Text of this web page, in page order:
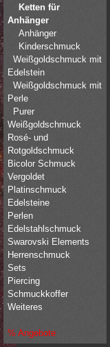
Ketten für
Anhänger
Anhänger
Kinderschmuck
Weißgoldschmuck mit
Edelstein
Weißgoldschmuck mit
Perle
Purer
Weißgoldschmuck
Rosé- und
Rotgoldschmuck
Bicolor Schmuck
Vergoldet
Platinschmuck
Edelsteine
Perlen
Edelstahlschmuck
Swarovski Elements
Herrenschmuck
Sets
Piercing
Schmuckkoffer
Weiteres
% Angebote